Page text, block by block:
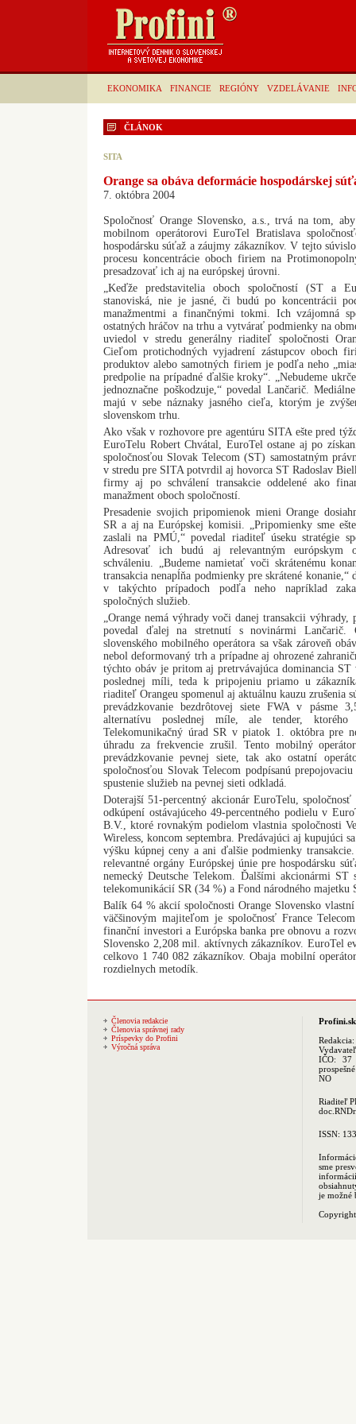
EKONOMIKA FINANCIE REGIÓNY VZDELÁVANIE
ČLÁNOK
SITA
Orange sa obáva deformácie hospodárskej
7. októbra 2004
Spoločnosť Orange Slovensko, a.s., trvá na tom,
mobilnom operátorovi EuroTel Bratislava
hospodársku súťaž a záujmy zákazníkov. V tejto
procesu koncentrácie oboch firiem na
presadzovať ich aj na európskej úrovni.
„Keďže predstavitelia oboch spoločností (ST a
stanoviská, nie je jasné, či budú po koncentrácii
manažmentmi a finančnými tokmi. Ich vzájomná
ostatných hráčov na trhu a vytvárať podmienky na
uviedol v stredu generálny riaditeľ spoločnosti
Cieľom protichodných vyjadrení zástupcov oboch
produktov alebo samotných firiem je podľa neho
predpolie na prípadné ďalšie kroky“. „Nebudeme
jednoznačne poškodzuje,“ povedal Lančarič.
majú v sebe náznaky jasného cieľa, ktorým je
slovenskom trhu.
Ako však v rozhovore pre agentúru SITA ešte pred
EuroTelu Robert Chvátal, EuroTel ostane aj po
spoločnosťou Slovak Telecom (ST) samostatným
v stredu pre SITA potvrdil aj hovorca ST Radoslav
firmy aj po schválení transakcie oddelené ako
manažment oboch spoločností.
Presadenie svojich pripomienok mieni Orange
SR a aj na Európskej komisii. „Pripomienky sme
zaslali na PMÚ,“ povedal riaditeľ úseku stratégie
Adresovať ich budú aj relevantným európskym
schváleniu. „Budeme namietať voči skrátenému
transakcia nenapĺňa podmienky pre skrátené
v takýchto prípadoch podľa neho napríklad
spoločných služieb.
„Orange nemá výhrady voči danej transakcii
povedal ďalej na stretnutí s novinármi Lančarič.
slovenského mobilného operátora sa však zároveň
nebol deformovaný trh a prípadne aj ohrozené
týchto obáv je pritom aj pretrvávajúca dominancia
poslednej míli, teda k pripojeniu priamo u
riaditeľ Orangeu spomenul aj aktuálnu kauzu zrušenia
prevádzkovanie bezdrôtovej siete FWA v pásme
alternatívu poslednej míle, ale tender,
Telekomunikačný úrad SR v piatok 1. októbra pre
úhradu za frekvencie zrušil. Tento mobilný
prevádzkovanie pevnej siete, tak ako ostatní
spoločnosťou Slovak Telecom podpísanú
spustenie služieb na pevnej sieti odkladá.
Doterajší 51-percentný akcionár EuroTelu,
odkúpení ostávajúceho 49-percentného podielu v
B.V., ktoré rovnakým podielom vlastnia spoločnosti
Wireless, koncom septembra. Predávajúci aj kupujúci
výšku kúpnej ceny a ani ďalšie podmienky
relevantné orgány Európskej únie pre hospodársku
nemecký Deutsche Telekom. Ďalšími akcionármi ST
telekomunikácií SR (34 %) a Fond národného majetku
Balík 64 % akcií spoločnosti Orange Slovensko
väčšinovým majiteľom je spoločnosť France
finanční investori a Európska banka pre obnovu a
Slovensko 2,208 mil. aktívnych zákazníkov. EuroTel
celkovo 1 740 082 zákazníkov. Obaja mobilní
rozdielnych metodík.
Členovia redakcie
Členovia správnej rady
Príspevky do Profini
Výročná správa
Profini.sk
Redakcia:
IČO: 37
NO
Riaditeľ
ISSN:
sme
je možné